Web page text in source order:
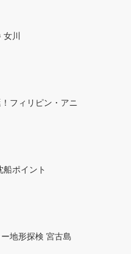
川
フィリピン・アニ
船ポイント
地形探検 宮古島